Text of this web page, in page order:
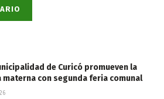
de Curicó promueven la
materna con segunda feria comunal